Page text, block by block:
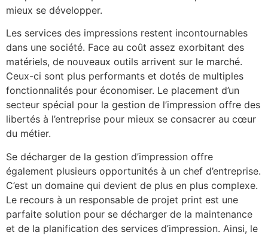
mieux se développer.
Les services des impressions restent incontournables
dans une société. Face au coût assez exorbitant des
matériels, de nouveaux outils arrivent sur le marché.
Ceux-ci sont plus performants et dotés de multiples
fonctionnalités pour économiser. Le placement d’un
secteur spécial pour la gestion de l’impression offre des
libertés à l’entreprise pour mieux se consacrer au cœur
du métier.
Se décharger de la gestion d’impression offre
également plusieurs opportunités à un chef d’entreprise.
C’est un domaine qui devient de plus en plus complexe.
Le recours à un responsable de projet print est une
parfaite solution pour se décharger de la maintenance
et de la planification des services d’impression. Ainsi, le